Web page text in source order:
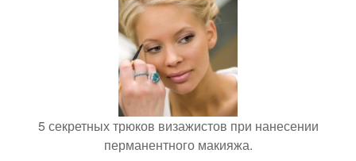
5 секретных трюков визажистов при нанесении
перманентного макияжа.